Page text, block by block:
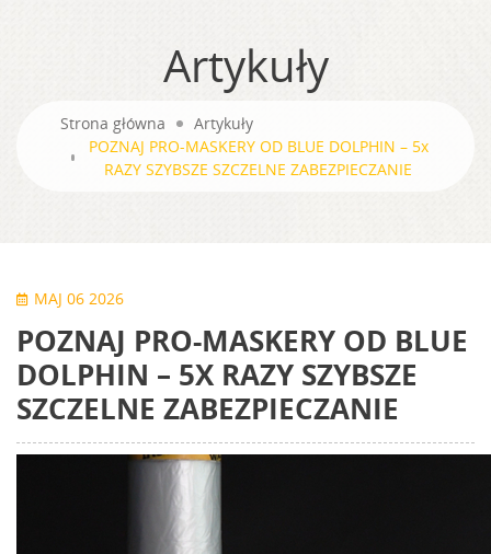
Artykuły
Strona główna
Artykuły
POZNAJ PRO-MASKERY OD BLUE DOLPHIN – 5x
RAZY SZYBSZE SZCZELNE ZABEZPIECZANIE
MAJ 06 2026
POZNAJ PRO-MASKERY OD BLUE
DOLPHIN – 5X RAZY SZYBSZE
SZCZELNE ZABEZPIECZANIE